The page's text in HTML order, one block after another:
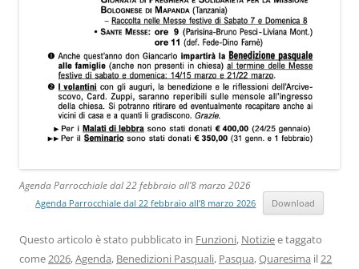
Agenda Parrocchiale dal 22 febbraio all’8 marzo 2026
Agenda Parrocchiale dal 22 febbraio all’8 marzo 2026 Download
Questo articolo è stato pubblicato in Funzioni, Notiziee taggato
come2026,Agenda, Benedizioni Pasquali, Pasqua,Quaresima il22